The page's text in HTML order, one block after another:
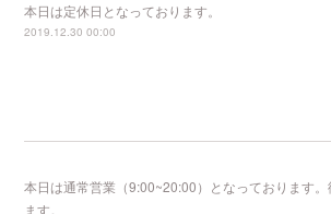
本日は定休日となっております。
2019.12.30 00:00
本日は通常営業（9:00~20:00）となっております。
ます。